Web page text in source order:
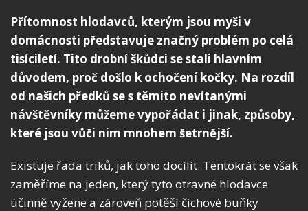
Přítomnost hlodavců, kterým jsou myši v
domácnosti představuje značný problém po celá
tisíciletí. Tito drobní škůdci se stali hlavním
důvodem, proč došlo k ochočení kočky. Na rozdíl
od našich předků se s těmito nevítanými
návštěvníky můžeme vypořádat i jinak, způsoby,
které jsou vůči nim mnohem šetrnější.
Existuje řada triků, jak toho docílit. Tentokrát se však
zaměříme na jeden, který tyto otravné hlodavce
účinně vyžene a zároveň potěší čichové buňky